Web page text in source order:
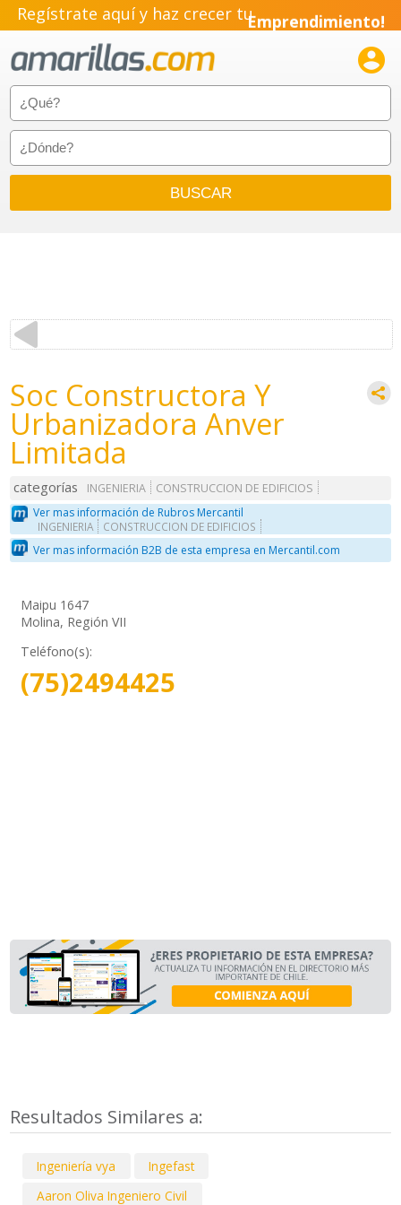
Regístrate aquí y haz crecer tuEmprendimiento!

Soc Constructora Y
Urbanizadora Anver
Limitada
categorías INGENIERIA
CONSTRUCCION DE EDIFICIOS
Ver mas información de Rubros Mercantil
INGENIERIA CONSTRUCCION DE EDIFICIOS
Ver mas información B2B de esta empresa en Mercantil.com
Maipu 1647
Molina, Región VII
Teléfono(s):
(75)2494425
Resultados Similares a:
Ingeniería vya
Ingefast
Aaron Oliva Ingeniero Civil